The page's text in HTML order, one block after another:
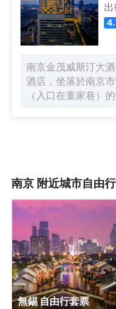
南京金茂威斯汀大
酒店，坐落於南京
（入口在童家巷）
南京 附近城市自由
無錫 自由行套票